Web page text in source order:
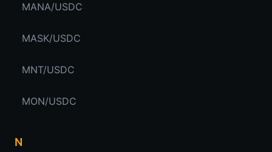
MANA/USDC
MASK/USDC
MNT/USDC
MON/USDC
N